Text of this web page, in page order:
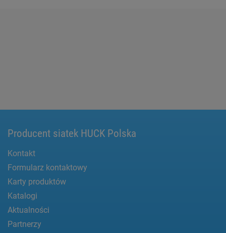
Producent siatek HUCK Polska
Kontakt
Formularz kontaktowy
Karty produktów
Katalogi
Aktualności
Partnerzy